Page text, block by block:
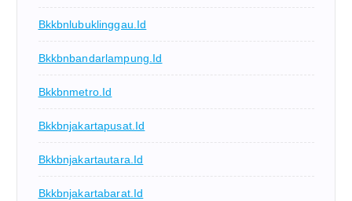
Bkkbnlubuklinggau.id
Bkkbnbandarlampung.id
Bkkbnmetro.id
Bkkbnjakartapusat.id
Bkkbnjakartautara.id
Bkkbnjakartabarat.id